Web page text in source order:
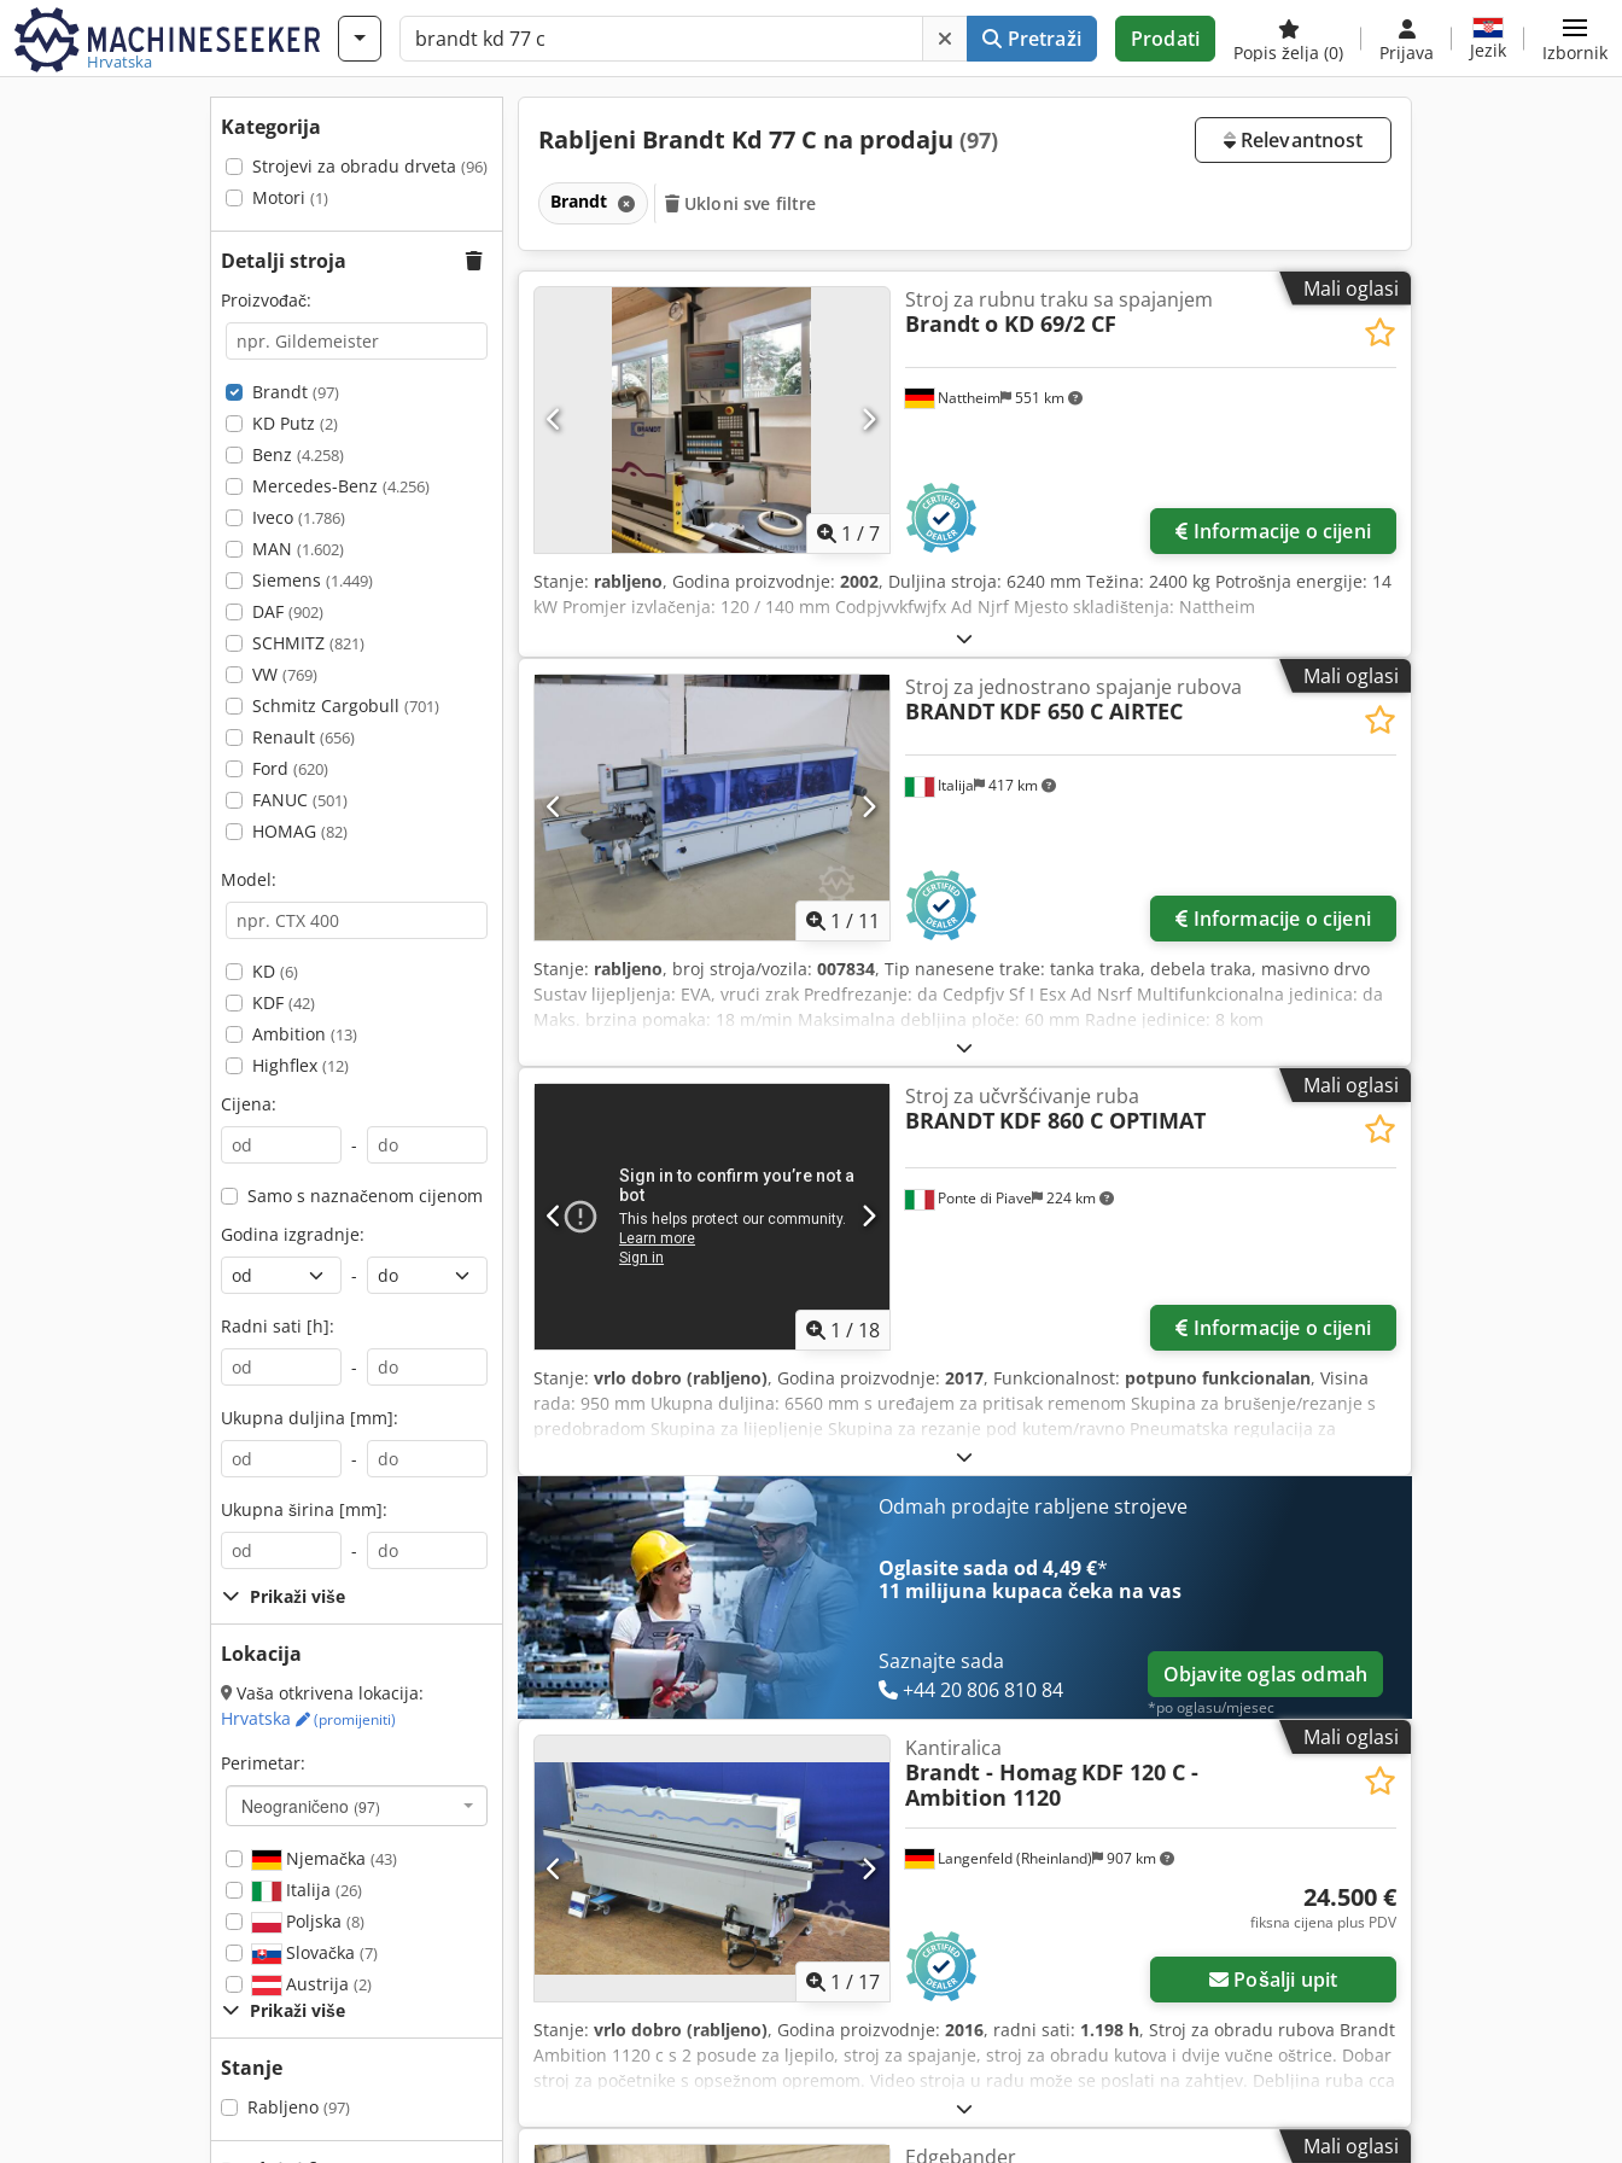
Hrvatska
Pretraži Prodati
Popis želja (0) Prijava Jezik Izbornik
Kategorija
Strojevi za obradu drveta (96)
Motori (1)
Detalji stroja
Proizvođač:
Brandt (97)
KD Putz (2)
Benz (4.258)
Mercedes-Benz (4.256)
Iveco (1.786)
MAN (1.602)
Siemens (1.449)
DAF (902)
SCHMITZ (821)
VW (769)
Schmitz Cargobull (701)
Renault (656)
Ford (620)
FANUC (501)
HOMAG (82)
Model:
KD (6)
KDF (42)
Ambition (13)
Highflex (12)
Cijena:
-
Samo s naznačenom cijenom
Godina izgradnje:
-
Radni sati [h]:
-
Ukupna duljina [mm]:
-
Ukupna širina [mm]:
-
Prikaži više
Lokacija
Vaša otkrivena lokacija:
Hrvatska
(promijeniti)
Perimetar:
Neograničeno (97)
Njemačka (43)
Italija (26)
Poljska (8)
Slovačka (7)
Austrija (2)
Prikaži više
Stanje
Rabljeno (97)
Rabljeni Brandt Kd 77 C na prodaju (97) Relevantnost
Brandt Ukloni sve filtre
Mali oglasi
1 /7
Nattheim 551 km
Stroj za rubnu traku sa spajanjem
Brandto KD 69/2 CF
Informacije o cijeni
Stanje: rabljeno, Godina proizvodnje: 2002, Duljina stroja: 6240 mm Težina: 2400 kg Potrošnja energije: 14
kW Promjer izvlačenja: 120 / 140 mm Codpjvvkfwjfx Ad Njrf Mjesto skladištenja: Nattheim
Mali oglasi
1 / 11
Italija 417 km
Stroj za jednostrano spajanje rubova
BRANDT KDF 650 C AIRTEC
Informacije o cijeni
Stanje: rabljeno, broj stroja/vozila: 007834, Tip nanesene trake: tanka traka, debela traka, masivno drvo
Sustav lijepljenja: EVA, vrući zrak Predfrezanje: da Cedpfjv Sf I Esx Ad Nsrf Multifunkcionalna jedinica: da
Maks. brzina pomaka: 18 m/min Maksimalna debljina ploče: 60 mm Radne jedinice: 8 kom
Mali oglasi
1 / 18
Ponte di Piave 224 km
Stroj za učvršćivanje ruba
BRANDT KDF 860 C OPTIMAT
Informacije o cijeni
Stanje: vrlo dobro (rabljeno), Godina proizvodnje: 2017, Funkcionalnost: potpuno funkcionalan, Visina
rada: 950 mm Ukupna duljina: 6560 mm s uređajem za pritisak remenom Skupina za brušenje/rezanje s
predobradom Skupina za lijepljenje Skupina za rezanje pod kutem/ravno Pneumatska regulacija za
rezanje pod kutem/ravno Pneumatska regulacija u 2 položaja za rezanje Skupina za obrezivanje u više
razina MS 40 s suprotnim smjerom rotacije Pneumatska regulacija u 2 položaja Codpfx Adjzkamce Nerf
Skupina za rezanje profila Skupina za struganje u više razina Skupina za čišćenje rubova Skupina za
četkanje Upravljanje: Powertouch Podržni valjci za uske komade Skupina za prskanje sredstva za
odvajanje na komadu Skupina za prskanje lubrikanta za rubni materijal Bez povrata komada 6414 radnih
sati i 576.091 metara obrađenih rubova
Odmah prodajte rabljene strojeve
Oglasite sada od 4,49 €*
11 milijuna kupaca čeka na vas
Saznajte sada
+44 20 806 810 84
Objavite oglas odmah
*po oglasu/mjesec
Mali oglasi
1 / 17
Langenfeld (Rheinland) 907 km
Kantiralica
Brandt - Homag KDF 120 C -
Ambition 1120
24.500 €
fiksna cijena plus PDV
Pošalji upit
Stanje: vrlo dobro (rabljeno), Godina proizvodnje: 2016, radni sati: 1.198 h, Stroj za obradu rubova Brandt
Ambition 1120 c s 2 posude za ljepilo, stroj za spajanje, stroj za obradu kutova i dvije vučne oštrice. Dobar
stroj za početnike s opsežnom opremom. Video stroja u radu može se poslati na zahtjev. Debljina ruba cca
0,4 - 3 mm Visina obratka cca 10 - 40 mm Brzina pomaka cca 8 m/min Zaštitna kapica za smanjenje buke
izvlačiva podloga za obratak Priključak za usisavanje 1x100 mm, 4x80 mm, uključujući prikazane cijevi
promjera 200 mm Easy-Touch upravljačka ploča s ekranom u boji za jednostavno upravljanje strojemMali oglasi
Edgebander